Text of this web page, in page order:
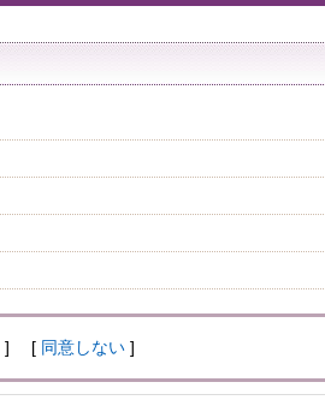
] [ 同意しない ]